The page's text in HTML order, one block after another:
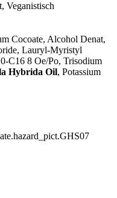
Veganistisch
Cocoate, Alcohol Denat,
Lauryl-Myristyl
C16 8 Oe/Po, Trisodium
Hybrida Oil, Potassium